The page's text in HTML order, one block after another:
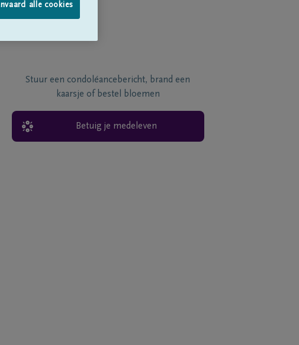
Stuur een condoléancebericht, brand een
kaarsje of bestel bloemen
Betuig je medeleven
alle cookies